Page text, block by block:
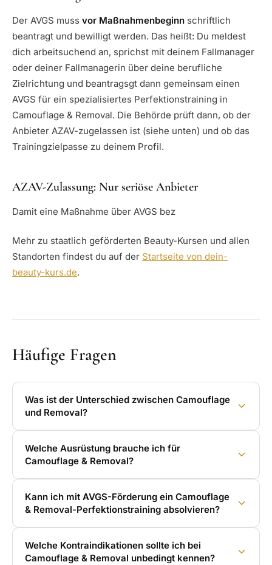
Der AVGS muss vor Maßnahmenbeginn schriftlich
beantragt und bewilligt werden. Das heißt: Du meldest
dich arbeitsuchend an, sprichst mit deinem Fallmanager
oder deiner Fallmanagerin über deine berufliche
Zielrichtung und beantragsgt dann gemeinsam einen
AVGS für ein spezialisiertes Perfektionstraining in
Camouflage & Removal. Die Behörde prüft dann, ob der
Anbieter AZAV-zugelassen ist (siehe unten) und ob das
Trainingzielpasse zu deinem Profil.
AZAV-Zulassung: Nur seriöse Anbieter
Damit eine Maßnahme über AVGS bez
Mehr zu staatlich geförderten Beauty-Kursen und allen
Standorten findest du auf der Startseite von dein-
beauty-kurs.de.
Häufige Fragen
Was ist der Unterschied zwischen Camouflage
und Removal?
Welche Ausrüstung brauche ich für
Camouflage & Removal?
Kann ich mit AVGS-Förderung ein Camouflage
& Removal-Perfektionstraining absolvieren?
Welche Kontraindikationen sollte ich bei
Camouflage & Removal unbedingt kennen?